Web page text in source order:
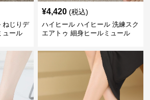
ねじりデ
ュール
¥4,420 (税込)
ハイヒール ハイヒール 洗練スク
エアトゥ 細身ヒールミュール